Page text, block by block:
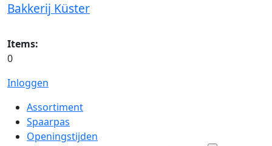
Bakkerij Küster
Items:
0
Inloggen
Assortiment
Spaarpas
Openingstijden